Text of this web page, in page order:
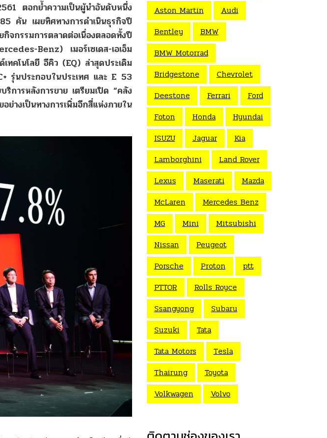
ตอกย้ำความเป็นผู้นำอันดับหนึ่ง
คัน เผยทิศทางการดำเนินธุรกิจปี
จกรรมการตลาดต่อเนื่องตลอดทั้งปี
Benz) เมอร์เซเดส-เอเอ็ม
ทคโนโลยี อีคิว (EQ) ล่าสุดประเดิม
รุ่นประกอบในประเทศ และE 53
ริการหลังการขาย เตรียมเปิด “คลัง
ย่างเป็นทางการเพิ่มอีกสี่แห่งภายใน
Aston Martin
Audi
Bentley
BMW
BMW Motorrad
Bridgestone
Chevrolet
Deestone
Ferrari
Ford
Foton
Honda
Hyundai
ISUZU
Jaguar
Kia
Lamborghini
Land Rover
Lexus
Maserati
Mazda
McLaren
Mercedes Benz
MG
Mini
Mitsubishi
Nissan
Peugeot
Porsche
Proton
ptt
PTTOR
Rolls Royce
Ssangyong
Subaru
Suzuki
Tata
Tata Motors
Tesla
Thairung
Toyota
Volkwagen
Volvo